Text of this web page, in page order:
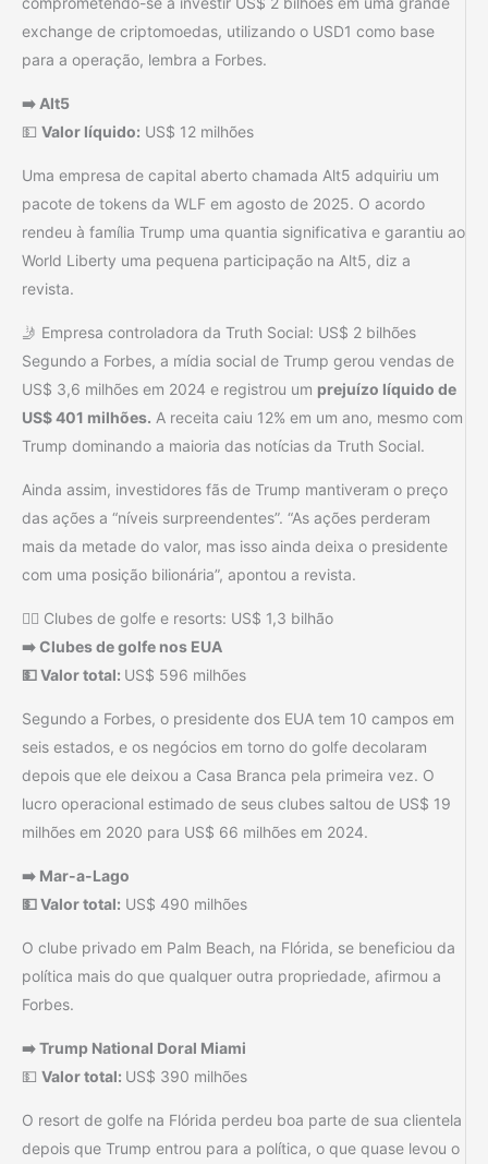
exchange de criptomoedas, utilizando o USD1 como base
para a operação, lembra a Forbes.
➡️ Alt5
💵 Valor líquido: US$ 12 milhões
Uma empresa de capital aberto chamada Alt5 adquiriu um
pacote de tokens da WLF em agosto de 2025. O acordo
rendeu à família Trump uma quantia significativa e garantiu ao
World Liberty uma pequena participação na Alt5, diz a
revista.
🤳 Empresa controladora da Truth Social: US$ 2 bilhões
Segundo a Forbes, a mídia social de Trump gerou vendas de
US$ 3,6 milhões em 2024 e registrou um prejuízo líquido de
US$ 401 milhões. A receita caiu 12% em um ano, mesmo com
Trump dominando a maioria das notícias da Truth Social.
Ainda assim, investidores fãs de Trump mantiveram o preço
das ações a “níveis surpreendentes”. “As ações perderam
mais da metade do valor, mas isso ainda deixa o presidente
com uma posição bilionária”, apontou a revista.
🏌️‍♂️ Clubes de golfe e resorts: US$ 1,3 bilhão
➡️ Clubes de golfe nos EUA
💵 Valor total: US$ 596 milhões
Segundo a Forbes, o presidente dos EUA tem 10 campos em
seis estados, e os negócios em torno do golfe decolaram
depois que ele deixou a Casa Branca pela primeira vez. O
lucro operacional estimado de seus clubes saltou de US$ 19
milhões em 2020 para US$ 66 milhões em 2024.
➡️ Mar-a-Lago
💵 Valor total: US$ 490 milhões
O clube privado em Palm Beach, na Flórida, se beneficiou da
política mais do que qualquer outra propriedade, afirmou a
Forbes.
➡️ Trump National Doral Miami
💵 Valor total: US$ 390 milhões
O resort de golfe na Flórida perdeu boa parte de sua clientela
depois que Trump entrou para a política, o que quase levou o